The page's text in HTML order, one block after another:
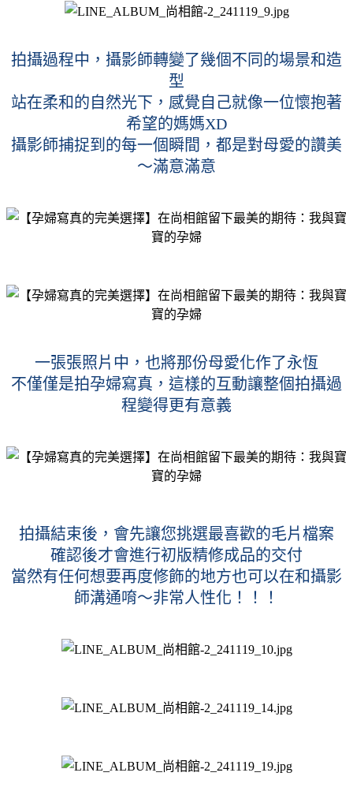
拍攝過程中，攝影師轉變了幾個不同的場景和造
型
站在柔和的自然光下，感覺自己就像一位懷抱著
希望的媽媽XD
攝影師捕捉到的每一個瞬間，都是對母愛的讚美
～滿意滿意
一張張照片中，也將那份母愛化作了永恆
不僅僅是拍孕婦寫真，這樣的互動讓整個拍攝過
程變得更有意義
拍攝結束後，會先讓您挑選最喜歡的毛片檔案
確認後才會進行初版精修成品的交付
當然有任何想要再度修飾的地方也可以在和攝影
師溝通唷～非常人性化！！！